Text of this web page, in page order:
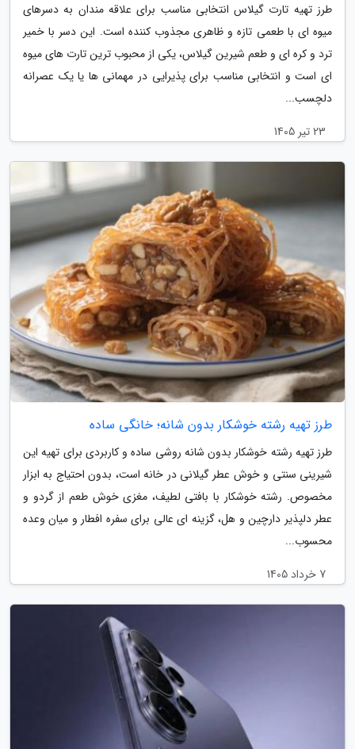
طرز تهیه تارت گیلاس انتخابی مناسب برای علاقه مندان به دسرهای
میوه ای با طعمی تازه و ظاهری مجذوب کننده است. این دسر با خمیر
ترد و کره ای و طعم شیرین گیلاس، یکی از محبوب ترین تارت های میوه
ای است و انتخابی مناسب برای پذیرایی در مهمانی ها یا یک عصرانه
دلچسب...
23 تیر 1405
طرز تهیه رشته خوشکار بدون شانه؛ خانگی ساده
طرز تهیه رشته خوشکار بدون شانه روشی ساده و کاربردی برای تهیه این
شیرینی سنتی و خوش عطر گیلانی در خانه است، بدون احتیاج به ابزار
مخصوص. رشته خوشکار با بافتی لطیف، مغزی خوش طعم از گردو و
عطر دلپذیر دارچین و هل، گزینه ای عالی برای سفره افطار و میان وعده
محسوب...
7 خرداد 1405